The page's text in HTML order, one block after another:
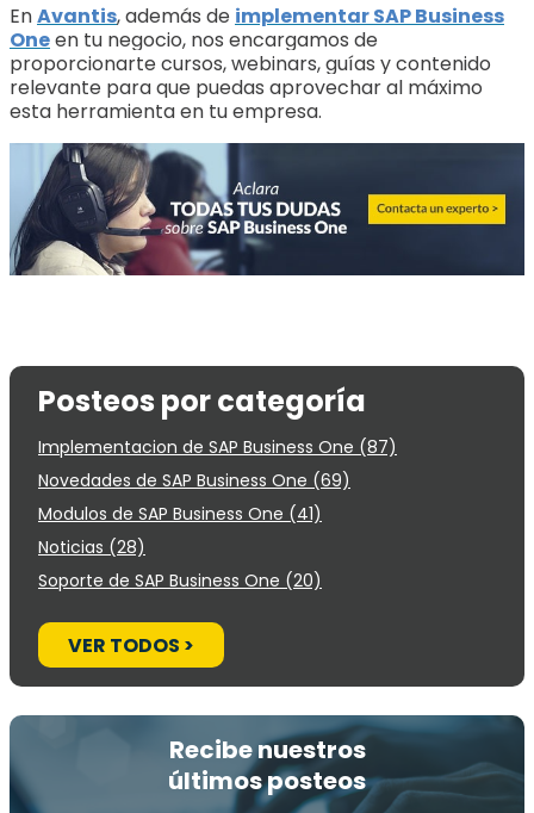
EnAvantis, además de implementar SAP Business
Oneen tu negocio, nos encargamos de
proporcionarte cursos, webinars, guías y contenido
relevante para que puedas aprovechar al máximo
esta herramienta en tu empresa.
Posteos por categoría
Implementacion de SAP Business One (87)
Novedades de SAP Business One (69)
Modulos de SAP Business One (41)
Noticias (28)
Soporte de SAP Business One (20)
VER TODOS >
Recibe nuestros
últimos posteos